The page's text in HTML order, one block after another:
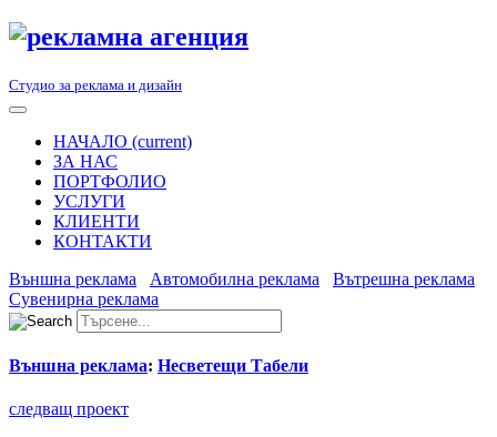
Студио за реклама и дизайн
НАЧАЛО (current)
ЗА НАС
ПОРТФОЛИО
УСЛУГИ
КЛИЕНТИ
КОНТАКТИ
Външна реклама
Автомобилна реклама
Вътрешна реклама
Сувенирна реклама
Външна реклама: Несветещи Табели
следващ проект